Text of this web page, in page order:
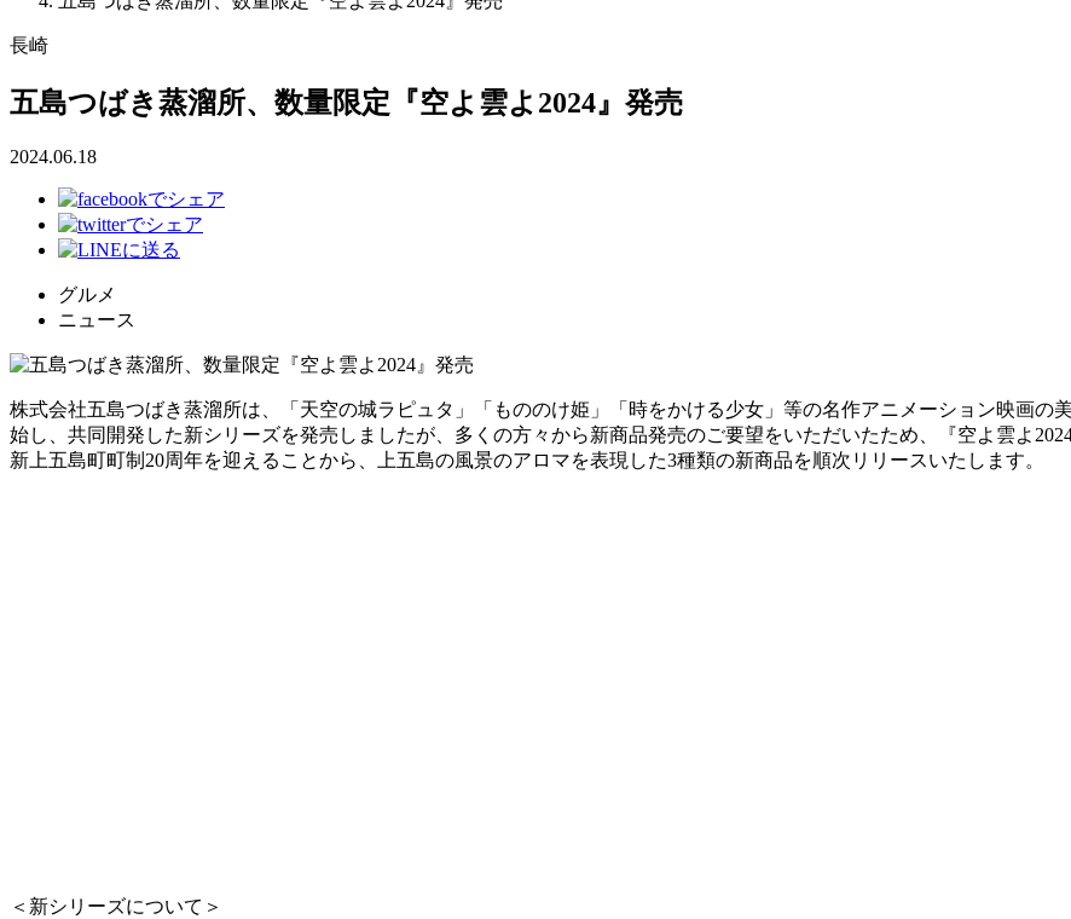
長崎
五島つばき蒸溜所、数量限定『空よ雲よ2024』発売
2024.06.18
グルメ
ニュース
株式会社五島つばき蒸溜所は、「天空の城ラピュタ」「もののけ姫」「時をかける少女」等の名作アニメーション映画の
始し、共同開発した新シリーズを発売しましたが、多くの方々から新商品発売のご要望をいただいたため、『空よ雲よ
新上五島町町制20周年を迎えることから、上五島の風景のアロマを表現した3種類の新商品を順次リリースいたします。
＜新シリーズについて＞